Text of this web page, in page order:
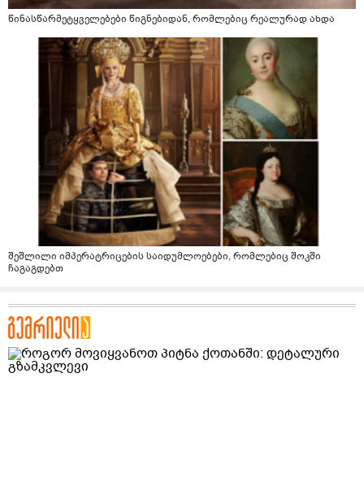
წინასწარმეტყველებები წიგნებიდან, რომლებიც რეალურად ახდა
შეშლილი იმპერატრიცების საიდუმლოებები, რომლებიც შოკში
ჩაგაგდებთ